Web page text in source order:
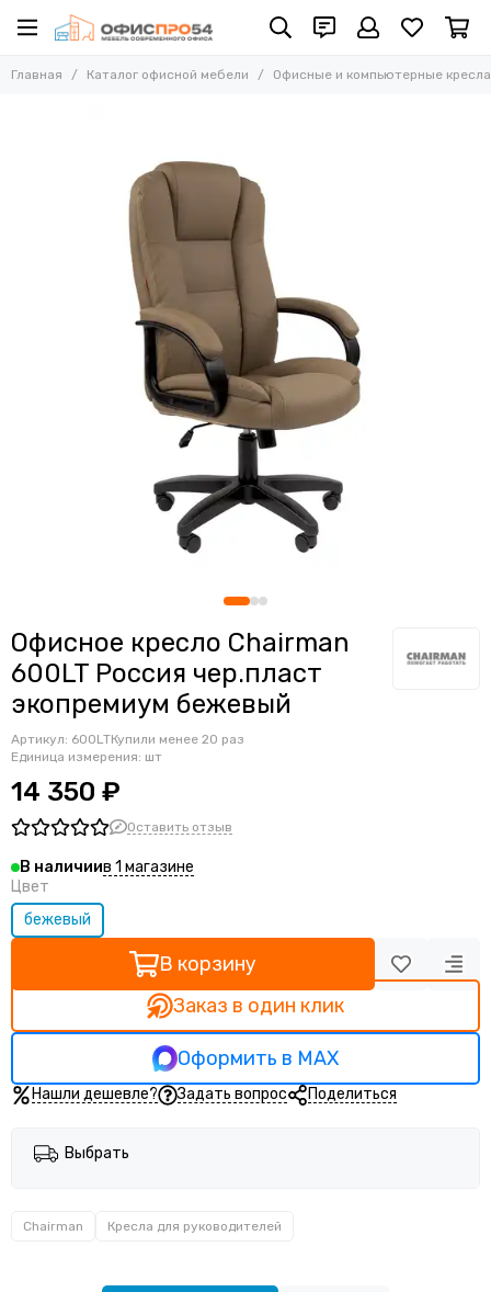
Офисные и компьютерные кресла
Офисные кресла для персонала
Кресла для руководителей
Усиленные кресла (до 250 кг)
Конференц-кресла
Эргономичные кресла
Кресла для домашнего офиса
Офисные кресла Samurai
Офисные кресла Ergolife
Офисные кресла Yoga
Офисные кресла Move
Многоместные секции
Ортопедические кресла
Главная Каталог офисной мебели Офисные и компьютерные кресла
Офисное кресло Chairman
600LT Россия чер.пласт
экопремиум бежевый
Артикул: 600LTКупили менее 20 раз
Единица измерения: шт
14 350 ₽
Оставить отзыв
В наличиив 1 магазине
Цвет
бежевый
В корзину
Заказ в один клик
Оформить в MAX
Нашли дешевле? Задать вопрос Поделиться
Выбрать
Chairman Кресла для руководителей